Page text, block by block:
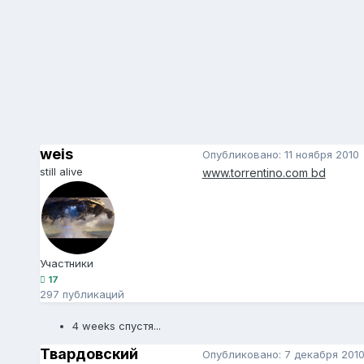
weis
still alive
Участники
17
297 публикаций
Опубликовано: 11 ноября 2010
www.torrentino.com bd
4 weeks спустя...
Твардовский Опубликовано: 7 декабря 2010